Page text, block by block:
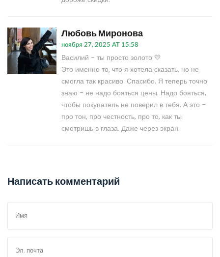
Любовь Миронова
ноября 27, 2025 AT 15:58
Василий - ты просто золото 💛
Это именно то, что я хотела сказать, но не
смогла так красиво. Спасибо. Я теперь точно
знаю - не надо бояться цены. Надо бояться,
чтобы покупатель не поверил в тебя. А это -
про тон, про честность, про то, как ты
смотришь в глаза. Даже через экран.
Написать комментарий